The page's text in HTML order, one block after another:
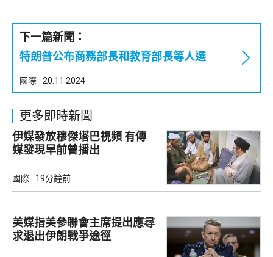
下一篇新聞：
特朗普公布商務部長和教育部長等人選
國際 20.11.2024
更多即時新聞
伊媒發放穆傑塔巴視頻 有傳
媒發現早前曾播出
國際 19分鐘前
美媒指美參聯會主席提出應尋
求退出伊朗戰爭途徑